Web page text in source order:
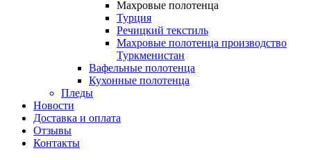
Махровые полотенца
Турция
Речицкий текстиль
Махровые полотенца производство
Туркменистан
Вафельные полотенца
Кухонные полотенца
Пледы
Новости
Доставка и оплата
Отзывы
Контакты